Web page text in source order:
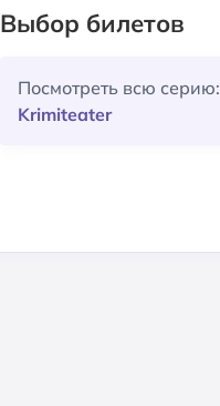
Выбор билетов
Посмотреть всю серию:
Krimiteater